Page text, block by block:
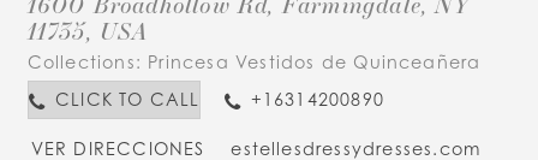
11735, USA
Collections: Princesa Vestidos de Quinceañera
CLICK TO CALL
+16314200890
VER DIRECCIONES estellesdressydresses.com